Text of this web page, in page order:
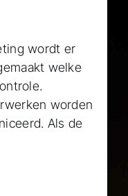
wordt er
welke
worden
Als de